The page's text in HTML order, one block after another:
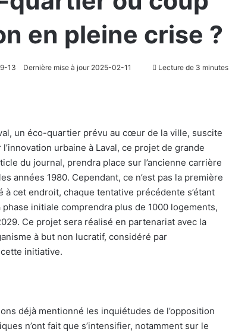
en pleine crise ?
13 Dernière mise à jour 2025-02-11 Lecture de 3 minutes
un éco-quartier prévu au cœur de la ville, suscite
urbaine à Laval, ce projet de grande
du journal, prendra place sur l’ancienne carrière
années 1980. Cependant, ce n’est pas la première
cet endroit, chaque tentative précédente s’étant
initiale comprendra plus de 1000 logements,
Ce projet sera réalisé en partenariat avec la
à but non lucratif, considéré par
initiative.
déjà mentionné les inquiétudes de l’opposition
n’ont fait que s’intensifier, notamment sur le